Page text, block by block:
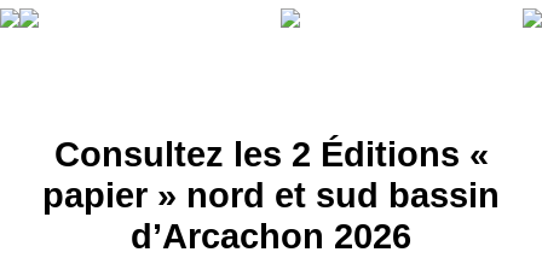
Consultez les 2 Éditions «
papier » nord et sud bassin
d’Arcachon 2026